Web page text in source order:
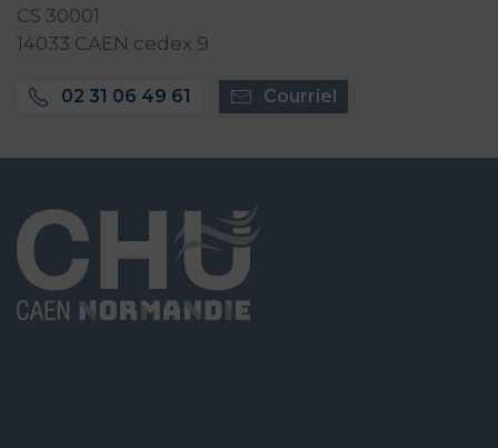
CS 30001
14033 CAEN cedex 9
02 31 06 49 61 Courriel